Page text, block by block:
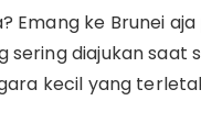
Emang ke Brunei
diajukan saat
kecil yang